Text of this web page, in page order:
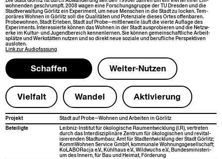
wohnen­den geschrumpft. 2008 wagen eine Forschungs­gruppe der TU Dres­den und die
Stadtver­wal­tung Gör­litz ein Exper­i­ment, um neue Men­schen in die Stadt zu lock­en. Tem­
poräres Wohnen in Gör­litz soll die Qual­itäten und Poten­ziale dieses Ortes offen­baren.
Probe­wohnen, Stadt Erleben, Stadt auf Probe—mittlerweile läuft die vierte Auflage des
Exper­i­ments. Inter­essierte kön­nen das Wohnen in der Stadt aus­pro­bieren und die Net­zw­
erke im Kul­tur- und Jugend­bere­ich ken­nen­ler­nen. Sie kön­nen gemein­schaftliche Arbeit­
splätze und Werk­stät­ten nutzen und so direkt neue soziale und beru­fliche Per­spek­tiv­en
ausloten.
Link zurAudio­fas­sung
Schaf­fen Weit­er-Nutzen
Vielfalt Wan­del Aktivierung
Pro­jekt
Stadt auf Probe—Wohnen und Arbeit­en in Görlitz
Beteiligte
Leib­niz-Insti­tut für ökol­o­gis­che Rau­men­twick­lung (I.R), vertreten
durch das Inter­diszi­plinäre Zen­trum für ökol­o­gis­chen und revi­tal­
isieren­den Stad­tum­bau; Amt für Stad­ten­twick­lung der Stadt Gör­litz;
Komm­Wohnen Ser­vice GmbH, kom­mu­nale Woh­nungs­ge­sellschaft;
KoLAB­O­Rac­ja e.V., Kühlhaus e.V., Wild­wuchs e.V., Bun­desmin­is­teri­
um des Innern, für Bau und Heimat, Förderung